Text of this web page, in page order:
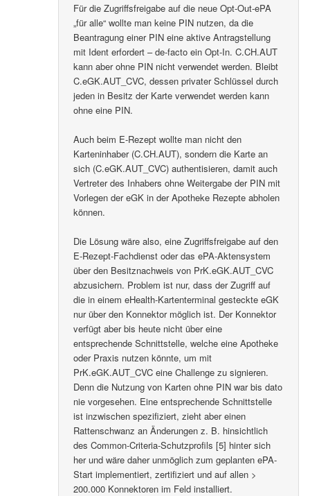
Für die Zugriffsfreigabe auf die neue Opt-Out-ePA
„für alle“ wollte man keine PIN nutzen, da die
Beantragung einer PIN eine aktive Antragstellung
mit Ident erfordert – de-facto ein Opt-In. C.CH.AUT
kann aber ohne PIN nicht verwendet werden. Bleibt
C.eGK.AUT_CVC, dessen privater Schlüssel durch
jeden in Besitz der Karte verwendet werden kann
ohne eine PIN.
Auch beim E-Rezept wollte man nicht den
Karteninhaber (C.CH.AUT), sondern die Karte an
sich (C.eGK.AUT_CVC) authentisieren, damit auch
Vertreter des Inhabers ohne Weitergabe der PIN mit
Vorlegen der eGK in der Apotheke Rezepte abholen
können.
Die Lösung wäre also, eine Zugriffsfreigabe auf den
E-Rezept-Fachdienst oder das ePA-Aktensystem
über den Besitznachweis von PrK.eGK.AUT_CVC
abzusichern. Problem ist nur, dass der Zugriff auf
die in einem eHealth-Kartenterminal gesteckte eGK
nur über den Konnektor möglich ist. Der Konnektor
verfügt aber bis heute nicht über eine
entsprechende Schnittstelle, welche eine Apotheke
oder Praxis nutzen könnte, um mit
PrK.eGK.AUT_CVC eine Challenge zu signieren.
Denn die Nutzung von Karten ohne PIN war bis dato
nie vorgesehen. Eine entsprechende Schnittstelle
ist inzwischen spezifiziert, zieht aber einen
Rattenschwanz an Änderungen z. B. hinsichtlich
des Common-Criteria-Schutzprofils [5] hinter sich
her und wäre daher unmöglich zum geplanten ePA-
Start implementiert, zertifiziert und auf allen >
200.000 Konnektoren im Feld installiert.